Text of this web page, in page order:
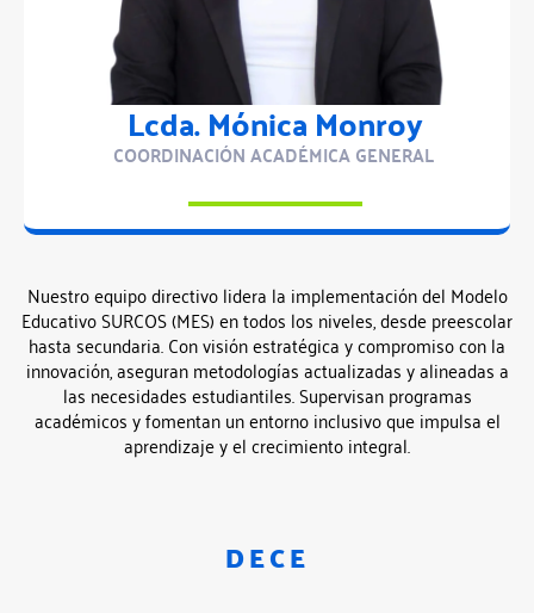
Lcda. Mónica Monroy
COORDINACIÓN ACADÉMICA GENERAL
Nuestro equipo directivo lidera la implementación del Modelo
Educativo SURCOS (MES) en todos los niveles, desde preescolar
hasta secundaria. Con visión estratégica y compromiso con la
innovación, aseguran metodologías actualizadas y alineadas a
las necesidades estudiantiles. Supervisan programas
académicos y fomentan un entorno inclusivo que impulsa el
aprendizaje y el crecimiento integral.
DECE